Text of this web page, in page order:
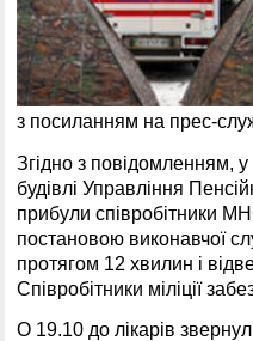
з посиланням на прес-
Згідно з повідомленням,
будівлі Управління
прибули співробітники
постановою виконавчої
протягом 12 хвилин і
Співробітники міліції
О 19.10 до лікарів